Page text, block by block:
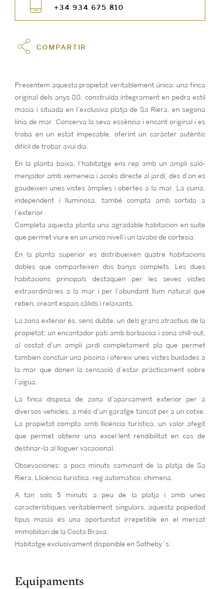
+34 934 675 810
COMPARTIR
Presentem aquesta propietat veritablement única: una finca
original dels anys 80, construïda íntegrament en pedra estil
masia i situada en l’exclusiva platja de Sa Riera, en segona
línia de mar. Conserva la seva essència i encant original i es
troba en un estat impecable, oferint un caràcter autèntic
difícil de trobar avui dia.
En la planta baixa, l’habitatge ens rep amb un ampli saló-
menjador amb xemeneia i accés directe al jardí, des d’on es
gaudeixen unes vistes àmplies i obertes a la mar. La cuina,
independent i lluminosa, també compta amb sortida a
l’exterior.
Completa aquesta planta una agradable habitacion en suite
que permet viure en un unico nivell i un lavabo de cortesia.
En la planta superior es distribueixen quatre habitacions
dobles que comparteixen dos banys complets. Les dues
habitacions principals destaquen per les seves vistes
extraordinàries a la mar i per l’abundant llum natural que
reben, creant espais càlids i relaxants.
La zona exterior és, sens dubte, un dels grans atractius de la
propietat: un encantador pati amb barbacoa i zona chill-out,
al costat d’un ampli jardí completament pla que permet
tambien constuir una piscina i ofereix unes vistes buidades a
la mar que donen la sensació d’estar pràcticament sobre
l’aigua.
La finca disposa de zona d’aparcament exterior per a
diversos vehicles, a més d’un garatge tancat per a un cotxe.
La propietat compta amb llicència turística, un valor afegit
que permet obtenir una excel·lent rendibilitat en cas de
destinar-la al lloguer vacacional.
Obsevaciones: a pocs minuts caminant de la platja de Sa
Riera, Llicència turistica, reg automatico, chimena,
A tan sols 5 minuts a peu de la platja i amb unes
característiques veritablement singulars, aquesta popiedad
tipus masia és una oportunitat irrepetible en el mercat
immobiliari de la Costa Brava.
Habitatge exclusivament disponible en Sotheby´s.
Equipaments